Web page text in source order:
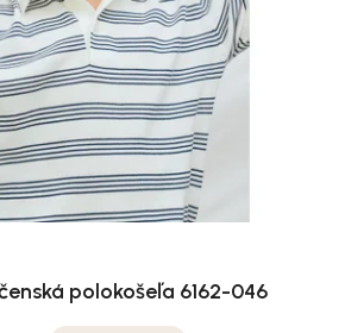
polokošeľa 6162-046